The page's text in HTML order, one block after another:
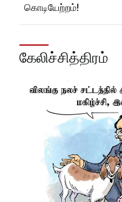
கொடியேற்றம்!
கேலிச்சித்திரம்